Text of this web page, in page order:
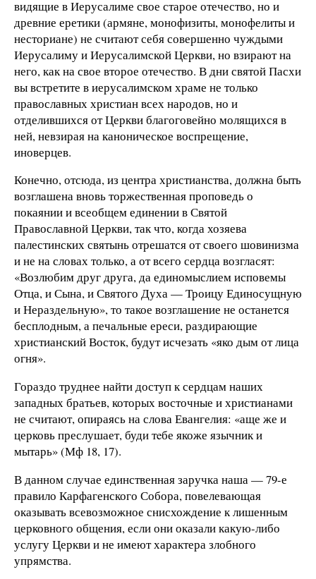
видящие в Иерусалиме свое старое отечество, но и
древние еретики (армяне, монофизиты, монофелиты и
несториане) не считают себя совершенно чуждыми
Иерусалиму и Иерусалимской Церкви, но взирают на
него, как на свое второе отечество. В дни святой Пасхи
вы встретите в иерусалимском храме не только
православных христиан всех народов, но и
отделившихся от Церкви благоговейно молящихся в
ней, невзирая на каноническое воспрещение,
иноверцев.
Конечно, отсюда, из центра христианства, должна быть
возглашена вновь торжественная проповедь о
покаянии и всеобщем единении в Святой
Православной Церкви, так что, когда хозяева
палестинских святынь отрешатся от своего шовинизма
и не на словах только, а от всего сердца возгласят:
«Возлюбим друг друга, да единомыслием исповемы
Отца, и Сына, и Святого Духа — Троицу Единосущную
и Нераздельную», то такое возглашение не останется
бесплодным, а печальные ереси, раздирающие
христианский Восток, будут исчезать «яко дым от лица
огня».
Гораздо труднее найти доступ к сердцам наших
западных братьев, которых восточные и христианами
не считают, опираясь на слова Евангелия: «аще же и
церковь преслушает, буди тeбе якоже язычник и
мытарь» (Мф 18, 17).
В данном случае единственная заручка наша — 79-е
правило Карфагенского Собора, повелевающая
оказывать всевозможное снисхождение к лишенным
церковного общения, если они оказали какую-либо
услугу Церкви и не имеют характера злобного
упрямства.